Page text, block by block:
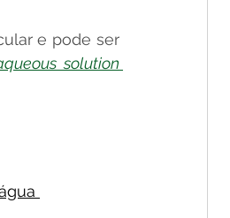
e pode ser
solution